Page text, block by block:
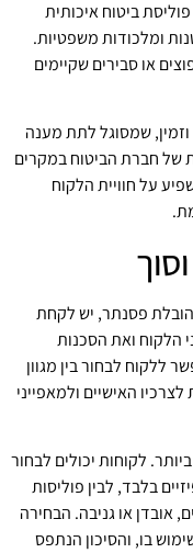
ביטוח איכותית
ומלכודות משפטיות.
או סבירים שקיימים
וזמין, שמסוגל לתת מענה
של חברת הביטוח במקרים
על חוויית הלקוח
הובלת פסנתר, יש לקחת
הלקוח ואת הסכנות
ללקוח לבחור בין מגוון
האישיים ולמאפייני
לקוחות יכולים לבחור
בלבד, לבין פוליסות
אובדן או גניבה. הבחירה
בו, והסיכון הנתפס